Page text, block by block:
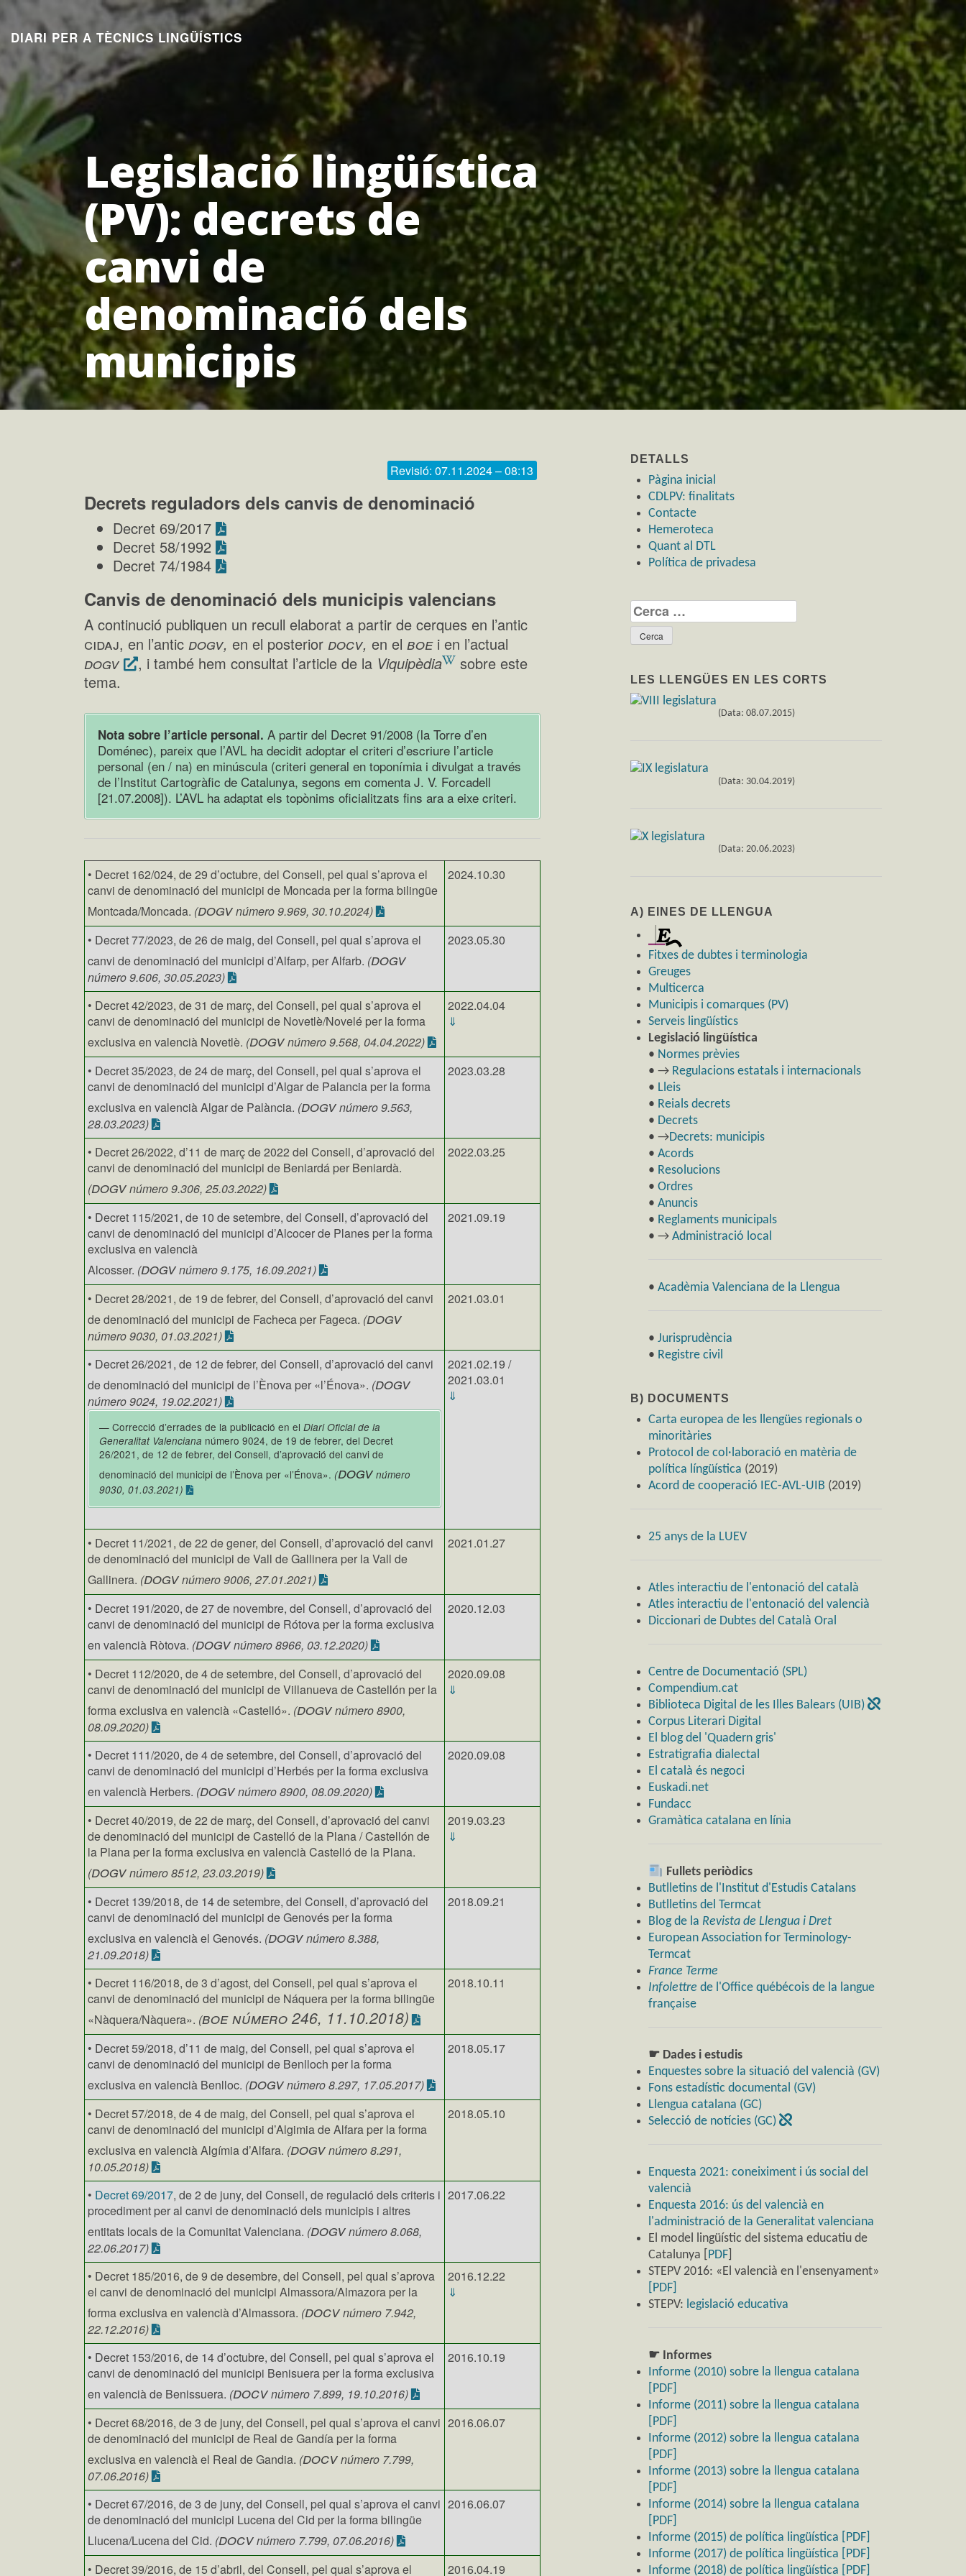
Aneu
contingut
DIARI PER A TÈCNICS LINGÜÍSTICS
Legislació lingüística
(PV): decrets de
canvi de
denominació dels
municipis
Revisió: 07.11.2024 – 08:13
Decrets reguladors dels canvis de denominació
Decret 69/2017
Decret 58/1992
Decret 74/1984
Canvis de denominació dels municipis valencians
A continució publiquen un recull elaborat a partir de cerques en l’antic
cidaj, en l’antic dogv, en el posterior docv, en el boei en l’actual
dogv , i també hem consultat l’article de la Viquipèdia
sobre este
tema.
Nota sobre l’article personal. A partir del Decret 91/2008 (la Torre d’en
Doménec), pareix que l’AVL ha decidit adoptar el criteri d’escriure l’article
personal (en / na) en minúscula (criteri general en toponímia i divulgat a través
de l’Institut Cartogràfic de Catalunya, segons em comenta J. V. Forcadell
[21.07.2008]). L’AVL ha adaptat els topònims oficialitzats fins ara a eixe criteri.
• Decret 162/024, de 29 d’octubre, del Consell, pel qual s’aprova el
canvi de denominació del municipi de Moncada per la forma bilingüe
Montcada/Moncada. (dogvnúmero 9.969, 30.10.2024)
2024.10.30
• Decret 77/2023, de 26 de maig, del Consell, pel qual s’aprova el
canvi de denominació del municipi d’Alfarp, per Alfarb. (dogv
número 9.606, 30.05.2023)
2023.05.30
• Decret 42/2023, de 31 de març, del Consell, pel qual s’aprova el
canvi de denominació del municipi de Novetlè/Novelé per la forma
exclusiva en valencià Novetlè. (dogvnúmero 9.568, 04.04.2022)
2022.04.04
⇓
• Decret 35/2023, de 24 de març, del Consell, pel qual s’aprova el
canvi de denominació del municipi d’Algar de Palancia per la forma
exclusiva en valencià Algar de Palància. (dogvnúmero 9.563,
28.03.2023)
2023.03.28
• Decret 26/2022, d’11 de març de 2022 del Consell, d’aprovació del
canvi de denominació del municipi de Beniardá per Beniardà.
(dogvnúmero 9.306, 25.03.2022)
2022.03.25
• Decret 115/2021, de 10 de setembre, del Consell, d’aprovació del
canvi de denominació del municipi d’Alcocer de Planes per la forma
exclusiva en valencià
Alcosser. (dogvnúmero 9.175, 16.09.2021)
2021.09.19
• Decret 28/2021, de 19 de febrer, del Consell, d’aprovació del canvi
de denominació del municipi de Facheca per Fageca. (dogv
número 9030, 01.03.2021)
2021.03.01
• Decret 26/2021, de 12 de febrer, del Consell, d’aprovació del canvi
de denominació del municipi de l’Ènova per «l’Énova». (dogv
número 9024, 19.02.2021)
— Correcció d’errades de la publicació en el Diari Oficial de la
Generalitat Valenciana número 9024, de 19 de febrer, del Decret
26/2021, de 12 de febrer, del Consell, d’aprovació del canvi de
denominació del municipi de l’Ènova per «l’Énova». (dogvnúmero
9030, 01.03.2021)
2021.02.19 /
2021.03.01
⇓
• Decret 11/2021, de 22 de gener, del Consell, d’aprovació del canvi
de denominació del municipi de Vall de Gallinera per la Vall de
Gallinera. (dogvnúmero 9006, 27.01.2021)
2021.01.27
• Decret 191/2020, de 27 de novembre, del Consell, d’aprovació del
canvi de denominació del municipi de Rótova per la forma exclusiva
en valencià Ròtova. (dogvnúmero 8966, 03.12.2020)
2020.12.03
• Decret 112/2020, de 4 de setembre, del Consell, d’aprovació del
canvi de denominació del municipi de Villanueva de Castellón per la
forma exclusiva en valencià «Castelló». (dogvnúmero 8900,
08.09.2020)
2020.09.08
⇓
• Decret 111/2020, de 4 de setembre, del Consell, d’aprovació del
canvi de denominació del municipi d’Herbés per la forma exclusiva
en valencià Herbers. (dogvnúmero 8900, 08.09.2020)
2020.09.08
• Decret 40/2019, de 22 de març, del Consell, d’aprovació del canvi
de denominació del municipi de Castelló de la Plana / Castellón de
la Plana per la forma exclusiva en valencià Castelló de la Plana.
(dogvnúmero 8512, 23.03.2019)
2019.03.23
⇓
• Decret 139/2018, de 14 de setembre, del Consell, d’aprovació del
canvi de denominació del municipi de Genovés per la forma
exclusiva en valencià el Genovés. (dogvnúmero 8.388,
21.09.2018)
2018.09.21
• Decret 116/2018, de 3 d’agost, del Consell, pel qual s’aprova el
canvi de denominació del municipi de Náquera per la forma bilingüe
«Nàquera/Nàquera». (boe número 246, 11.10.2018)
2018.10.11
• Decret 59/2018, d’11 de maig, del Consell, pel qual s’aprova el
canvi de denominació del municipi de Benlloch per la forma
exclusiva en valencià Benlloc. (dogvnúmero 8.297, 17.05.2017)
2018.05.17
• Decret 57/2018, de 4 de maig, del Consell, pel qual s’aprova el
canvi de denominació del municipi d’Algimia de Alfara per la forma
exclusiva en valencià Algímia d’Alfara. (dogvnúmero 8.291,
10.05.2018)
2018.05.10
• Decret 69/2017, de 2 de juny, del Consell, de regulació dels criteris i
procediment per al canvi de denominació dels municipis i altres
entitats locals de la Comunitat Valenciana. (dogvnúmero 8.068,
22.06.2017)
2017.06.22
• Decret 185/2016, de 9 de desembre, del Consell, pel qual s’aprova
el canvi de denominació del municipi Almassora/Almazora per la
forma exclusiva en valencià d’Almassora. (docvnúmero 7.942,
22.12.2016)
2016.12.22
⇓
• Decret 153/2016, de 14 d’octubre, del Consell, pel qual s’aprova el
canvi de denominació del municipi Benisuera per la forma exclusiva
en valencià de Benissuera. (docvnúmero 7.899, 19.10.2016)
2016.10.19
• Decret 68/2016, de 3 de juny, del Consell, pel qual s’aprova el canvi
de denominació del municipi de Real de Gandía per la forma
exclusiva en valencià el Real de Gandia. (docvnúmero 7.799,
07.06.2016)
2016.06.07
• Decret 67/2016, de 3 de juny, del Consell, pel qual s’aprova el canvi
de denominació del municipi Lucena del Cid per la forma bilingüe
Llucena/Lucena del Cid. (docvnúmero 7.799, 07.06.2016)
2016.06.07
• Decret 39/2016, de 15 d’abril, del Consell, pel qual s’aprova el 2016.04.19
DETALLS
Pàgina inicial
CDLPV: finalitats
Contacte
Hemeroteca
Quant al DTL
Política de privadesa
Cerca:
LES LLENGÜES EN LES CORTS
(Data: 08.07.2015)
(Data: 30.04.2019)
(Data: 20.06.2023)
A) EINES DE LLENGUA
Fitxes de dubtes i terminologia
Greuges
Multicerca
Municipis i comarques (PV)
Serveis lingüístics
Legislació lingüística
• Normes prèvies
• → Regulacions estatals i internacionals
• Lleis
• Reials decrets
• Decrets
• →Decrets: municipis
• Acords
• Resolucions
• Ordres
• Anuncis
• Reglaments municipals
• → Administració local
• Acadèmia Valenciana de la Llengua
• Jurisprudència
• Registre civil
B) DOCUMENTS
Carta europea de les llengües regionals o
minoritàries
Protocol de col·laboració en matèria de
política língüística (2019)
Acord de cooperació IEC-AVL-UIB (2019)
25 anys de la LUEV
Atles interactiu de l'entonació del català
Atles interactiu de l'entonació del valencià
Diccionari de Dubtes del Català Oral
Centre de Documentació (SPL)
Compendium.cat
Biblioteca Digital de les Illes Balears (UIB)
Corpus Literari Digital
El blog del 'Quadern gris'
Estratigrafia dialectal
El català és negoci
Euskadi.net
Fundacc
Gramàtica catalana en línia
Fullets periòdics
Butlletins de l'Institut d'Estudis Catalans
Butlletins del Termcat
Blog de la Revista de Llengua i Dret
European Association for Terminology-
Termcat
France Terme
Infolettre de l'Office québécois de la langue
française
☛ Dades i estudis
Enquestes sobre la situació del valencià (GV)
Fons estadístic documental (GV)
Llengua catalana (GC)
Selecció de notícies (GC)
Enquesta 2021: coneiximent i ús social del
valencià
Enquesta 2016: ús del valencià en
l'administració de la Generalitat valenciana
El model lingüístic del sistema educatiu de
Catalunya [
PDF
STEPV 2016: «El valencià en l'ensenyament»
[PDF]
STEPV: legislació educativa
☛ Informes
Informe (2010) sobre la llengua catalana
[PDF]
Informe (2011) sobre la llengua catalana
[PDF]
Informe (2012) sobre la llengua catalana
[PDF]
Informe (2013) sobre la llengua catalana
[PDF]
Informe (2014) sobre la llengua catalana
[PDF]
Informe (2015) de política lingüística [PDF]
Informe (2017) de política lingüística [PDF]
Informe (2018) de política lingüística [PDF]